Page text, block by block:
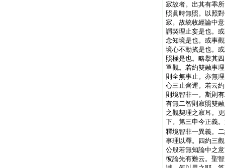
寂故者。出其有乖
照眞時無照。以照
寂。故統收經論中
謂契理止妄是也。
念知境是也。或事
境心不動搖是也。
照極是也。略擧其
單觀。若約雙融事
則全無事止。亦無
心三止齊運。若云
則境智非一。斯則
有無二智則寂照雙
之觀契理之寂耳。
下。第三申今正義
釋境智非一異義。
事理以釋。四約三
公般若無知論中之
彼論先有難云。聖